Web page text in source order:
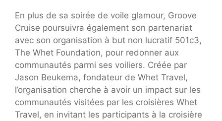
En plus de sa soirée de voile glamour, Groove
Cruise poursuivra également son partenariat
avec son organisation à but non lucratif 501c3,
The Whet Foundation, pour redonner aux
communautés parmi ses voiliers. Créée par
Jason Beukema, fondateur de Whet Travel,
l’organisation cherche à avoir un impact sur les
communautés visitées par les croisières Whet
Travel, en invitant les participants à la croisière